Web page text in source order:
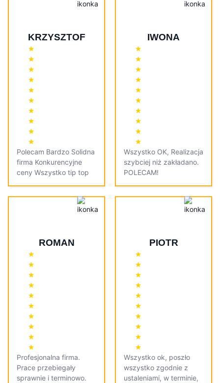
KRZYSZTOF
Polecam Bardzo Solidna
firma Konkurencyjne
ceny Wszystko tip top
IWONA
Wszystko OK, Realizacja
szybciej niż zakładano.
POLECAM!
ROMAN
Profesjonalna firma.
Prace przebiegały
sprawnie i terminowo.
PIOTR
Wszystko ok, poszło
wszystko zgodnie z
ustaleniami, w terminie,